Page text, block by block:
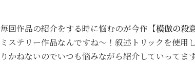
毎回作品の紹介をする時に悩むのが今作 【模倣の殺
ミステリー作品なんですね～！叙述トリックを使用
りかねないのでいつも悩みながら紹介していってま